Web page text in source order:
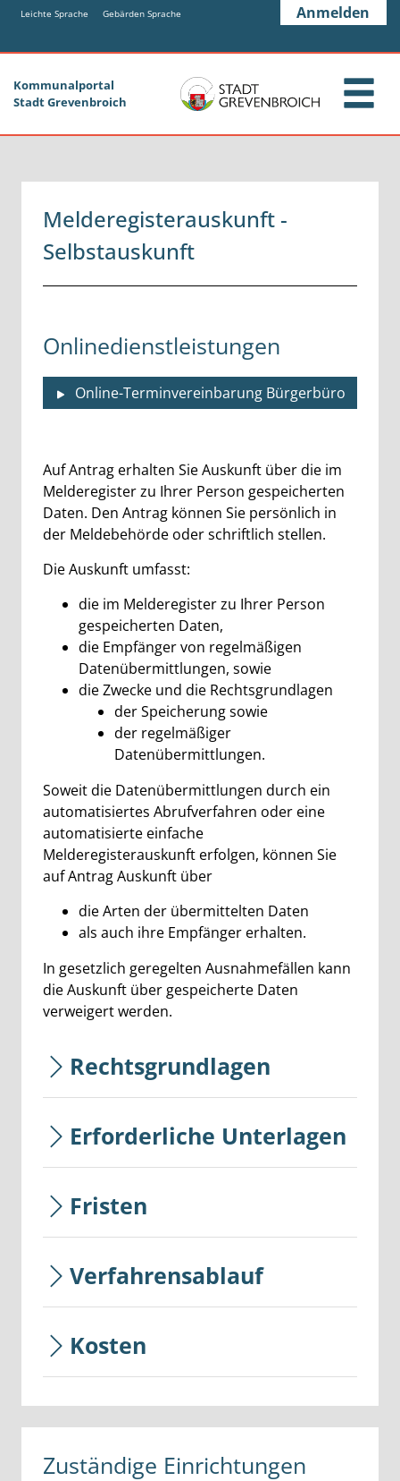
Zum Hauptinhalt springen
Zum Header
Zum Hauptinhalt
Zum Footer
Leichte Sprache Gebärden Sprache Anmelden
Kommunalportal
Stadt Grevenbroich
Melderegisterauskunft -
Selbstauskunft
Onlinedienstleistungen
Online-Terminvereinbarung Bürgerbüro
Beschreibung
Auf Antrag erhalten Sie Auskunft über die im
Melderegister zu Ihrer Person gespeicherten
Daten. Den Antrag können Sie persönlich in
der Meldebehörde oder schriftlich stellen.
Die Auskunft umfasst:
die im Melderegister zu Ihrer Person
gespeicherten Daten,
die Empfänger von regelmäßigen
Datenübermittlungen, sowie
die Zwecke und die Rechtsgrundlagen
der Speicherung sowie
der regelmäßiger
Datenübermittlungen.
Soweit die Datenübermittlungen durch ein
automatisiertes Abrufverfahren oder eine
automatisierte einfache
Melderegisterauskunft erfolgen, können Sie
auf Antrag Auskunft über
die Arten der übermittelten Daten
als auch ihre Empfänger erhalten.
In gesetzlich geregelten Ausnahmefällen kann
die Auskunft über gespeicherte Daten
verweigert werden.
Rechtsgrundlagen
Erforderliche Unterlagen
Fristen
Verfahrensablauf
Kosten
Zuständige Einrichtungen